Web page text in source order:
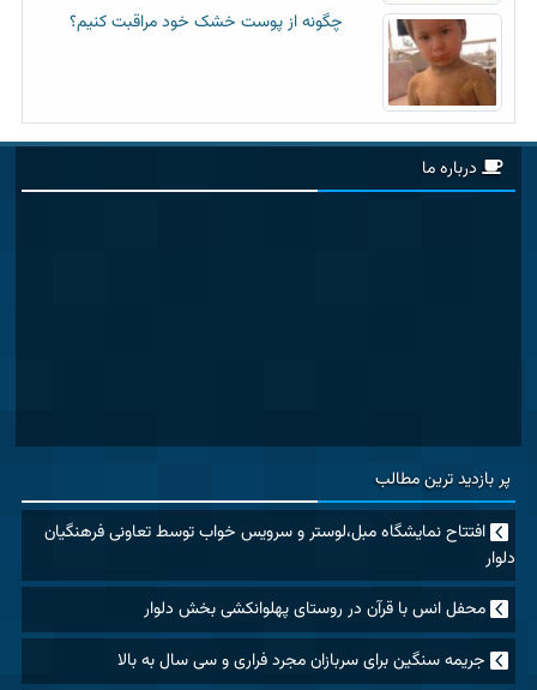
چگونه از پوست خشک خود مراقبت کنیم؟
درباره ما
پر بازدید ترین مطالب
افتتاح نمایشگاه مبل،لوستر و سرویس خواب توسط تعاونی فرهنگیان
دلوار
محفل انس با قرآن در روستای پهلوانکشی بخش دلوار
جریمه سنگین برای سربازان مجرد فراری و سی سال به بالا